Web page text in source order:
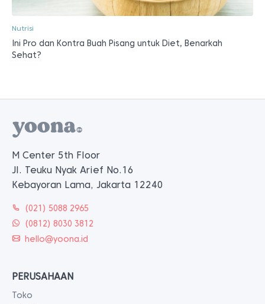
Nutrisi
Ini Pro dan Kontra Buah Pisang untuk Diet, Benarkah
Sehat?
M Center 5th Floor
Jl. Teuku Nyak Arief No.16
Kebayoran Lama, Jakarta 12240
(021) 5088 2965
(0812) 8030 3812
hello@yoona.id
PERUSAHAAN
Toko